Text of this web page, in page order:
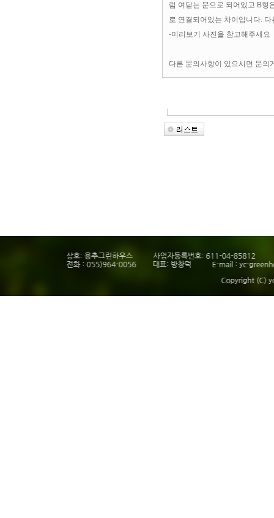
럼 여닫는 문으로 되어있고 B형
로 연결되어있는 차이입니다.
-미리보기 사진을 참고해주세요
다른 문의사항이 있으시면 문의